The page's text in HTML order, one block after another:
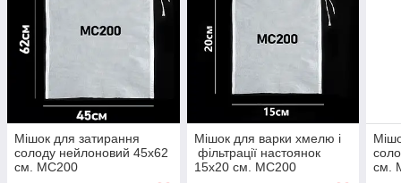
Мішок для затирання
солоду нейлоновий 45х62
см. МС200
Мішок для варки хмелю і
фільтрації настоянок
15х20 см. МС200
см.